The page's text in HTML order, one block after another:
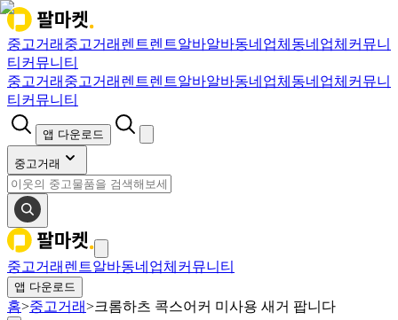
중고거래 중고거래 렌트렌트알바알바동네업체 동네업체 커뮤니
티 커뮤니티
중고거래 중고거래 렌트렌트알바알바동네업체 동네업체 커뮤니
티 커뮤니티
앱 다운로드
중고거래
중고거래 렌트알바동네업체 커뮤니티
앱 다운로드
홈>중고거래>크롬하츠 콕스어커 미사용 새거 팝니다